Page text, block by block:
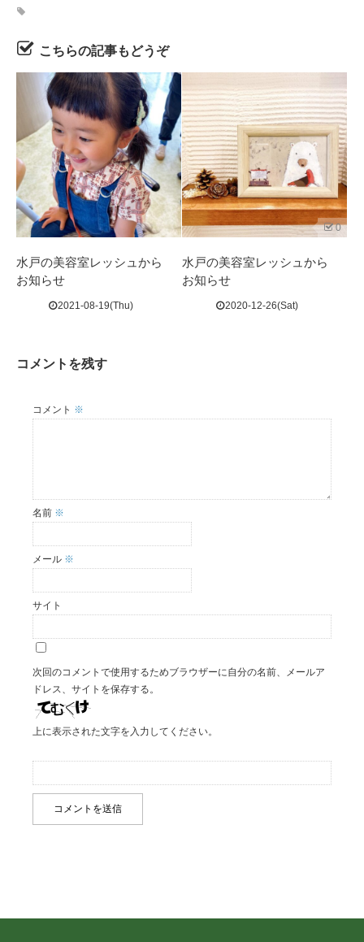
こちらの記事もどうぞ
水戸の美容室レッシュから
お知らせ
2021-08-19(Thu)
0
水戸の美容室レッシュから
お知らせ
2020-12-26(Sat)
コメントを残す
コメント ※
名前 ※
メール ※
サイト
次回のコメントで使用するためブラウザーに自分の名前、メールア
ドレス、サイトを保存する。
上に表示された文字を入力してください。